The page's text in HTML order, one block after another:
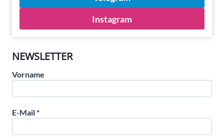
Instagram
NEWSLETTER
Vorname
E-Mail*